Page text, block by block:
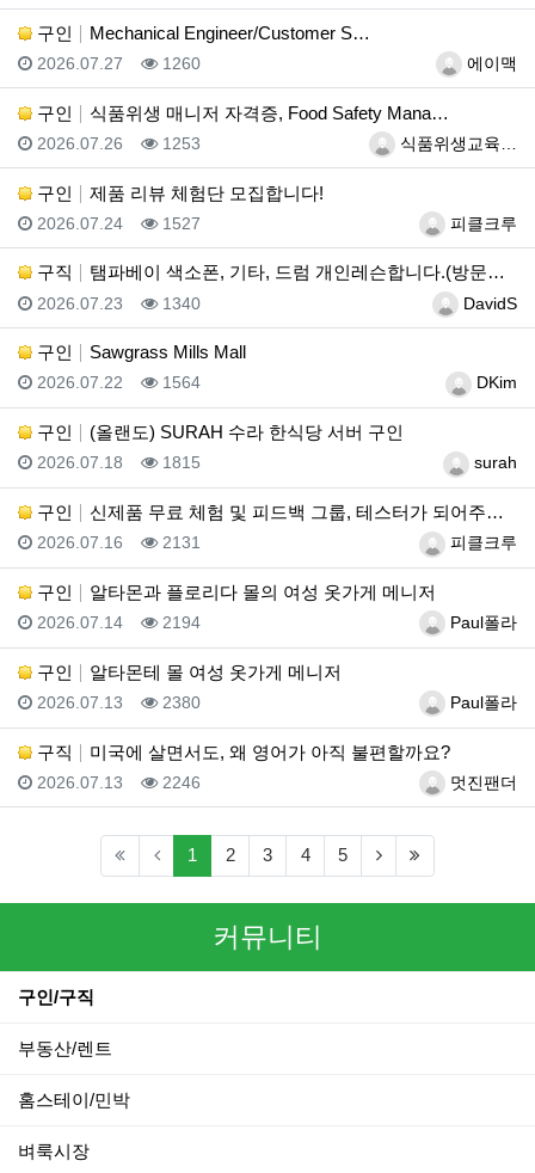
구인 Mechanical Engineer/Customer S…
등록자에이맥
등록일
2026.07.27 조회
1260
구인 식품위생 매니저 자격증, Food Safety Mana…
등록자식품위생교육…
등록일
2026.07.26 조회
1253
구인 제품 리뷰 체험단 모집합니다!
등록자피클크루
등록일
2026.07.24 조회
1527
구직 탬파베이 색소폰, 기타, 드럼 개인레슨합니다.(방문레슨…
등록자DavidS
등록일
2026.07.23 조회
1340
구인 Sawgrass Mills Mall
등록자DKim
등록일
2026.07.22 조회
1564
구인 (올랜도) SURAH 수라 한식당 서버 구인
등록자surah
등록일
2026.07.18 조회
1815
구인 신제품 무료 체험 및 피드백 그룹, 테스터가 되어주세요…
등록자피클크루
등록일
2026.07.16 조회
2131
구인 알타몬과 플로리다 몰의 여성 옷가게 메니저
등록자Paul폴라
등록일
2026.07.14 조회
2194
구인 알타몬테 몰 여성 옷가게 메니저
등록자Paul폴라
등록일
2026.07.13 조회
2380
구직 미국에 살면서도, 왜 영어가 아직 불편할까요?
등록자멋진팬더
등록일
2026.07.13 조회
2246
1 (current)
2 3 4 5 (next)
커뮤니티
구인/구직
부동산/렌트
홈스테이/민박
벼룩시장